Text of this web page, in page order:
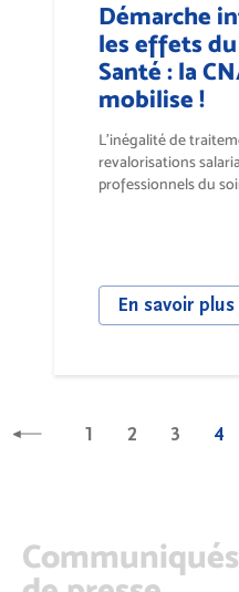
Démarche
les effets
Santé : la
mobilise !
L’inégalité de
revalorisations
professionnels du
En savoir plus
1 2 3 4
Communiqués